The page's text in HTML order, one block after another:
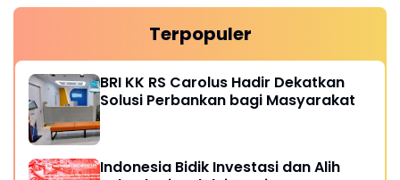
Terpopuler
BRI KK RS Carolus Hadir Dekatkan
Solusi Perbankan bagi Masyarakat
Indonesia Bidik Investasi dan Alih